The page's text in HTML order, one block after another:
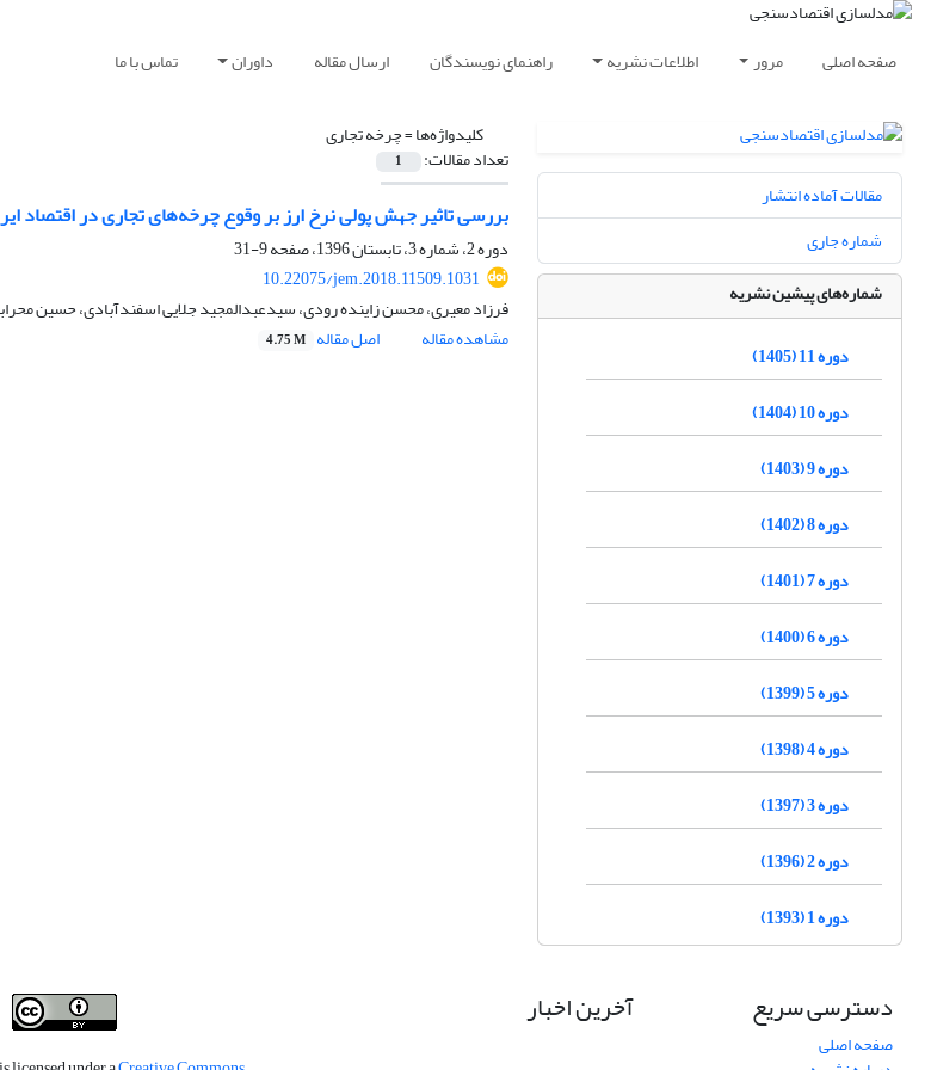
صفحه اصلی مرور اطلاعات نشریه راهنمای نویسندگان ارسال مقاله داوران تماس با ما
کلیدواژه‌ها =چرخه تجاری
تعداد مقالات: 1
بررسی تاثیر جهش ‌پولی ‌نرخ ارز بر وقوع چرخه‌های تجاری در اقتصاد‌‌
دوره 2، شماره 3، تابستان 1396، صفحه
9-31
10.22075/jem.2018.11509.1031
فرزاد معیری، محسن زاینده رودی، سیدعبدالمجید جلایی اسفندآبادی، حسین
مشاهده مقاله
اصل مقاله 4.75 M
مقالات آماده انتشار
شماره جاری
شماره‌های پیشین نشریه
دوره 11 (1405)
دوره 10 (1404)
دوره 9 (1403)
دوره 8 (1402)
دوره 7 (1401)
دوره 6 (1400)
دوره 5 (1399)
دوره 4 (1398)
دوره 3 (1397)
دوره 2 (1396)
دوره 1 (1393)
دسترسی سریع
صفحه اصلی
آخرین اخبار